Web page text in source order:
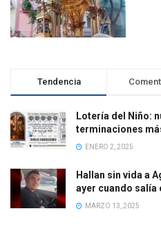
Tendencia
Lotería del Niño:
terminaciones
ENERO 2, 2025
Hallan sin vida a
ayer cuando salía
MARZO 13, 2025